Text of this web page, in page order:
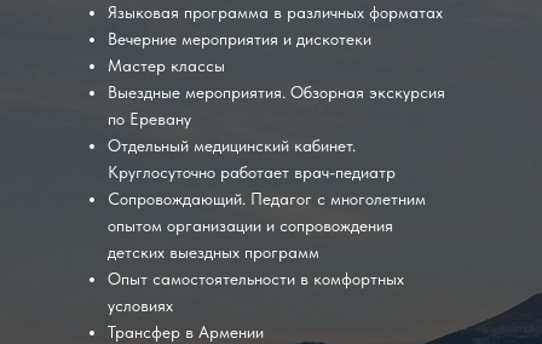
Языковая программа в различных форматах
Вечерние мероприятия и дискотеки
Мастер классы
Выездные мероприятия. Обзорная экскурсия
по Еревану
Отдельный медицинский кабинет.
Круглосуточно работает врач-педиатр
Сопровождающий. Педагог с многолетним
опытом организации и сопровождения
детских выездных программ
Опыт самостоятельности в комфортных
условиях
Трансфер в Армении